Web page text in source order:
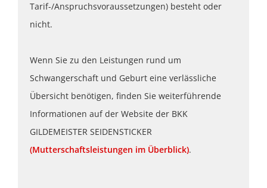
Tarif-/Anspruchsvoraussetzungen) besteht oder
nicht.
Wenn Sie zu den Leistungen rund um
Schwangerschaft und Geburt eine verlässliche
Übersicht benötigen, finden Sie weiterführende
Informationen auf der Website der BKK
GILDEMEISTER SEIDENSTICKER
(Mutterschaftsleistungen im Überblick).